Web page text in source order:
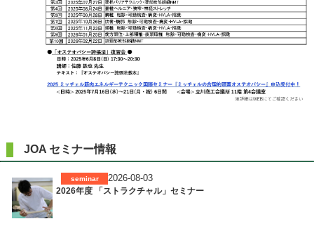
JOA セミナー情報
2026-08-03
seminar
2026年度 「ストラクチャル」セミナー